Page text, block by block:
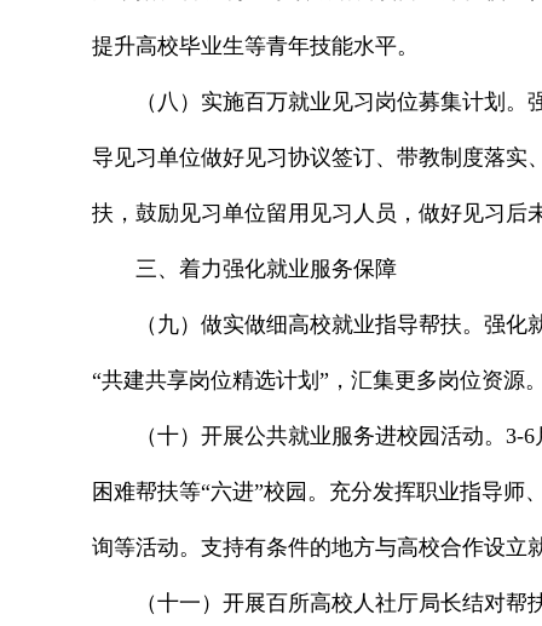
提升高校毕业生等青年技能水平。
（八）实施百万就业见习岗位募集计划
导见习单位做好见习协议签订、带教制度落实
扶，鼓励见习单位留用见习人员，做好见习后
三、着力强化就业服务保障
（九）做实做细高校就业指导帮扶。强
“共建共享岗位精选计划”，汇集更多岗位资源
（十）开展公共就业服务进校园活动。
困难帮扶等“六进”校园。充分发挥职业指导
询等活动。支持有条件的地方与高校合作设立
（十一）开展百所高校人社厅局长结对